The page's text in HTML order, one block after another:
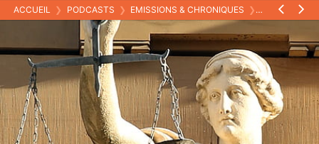
ACCUEIL ❯ PODCASTS ❯ EMISSIONS & CHRONIQUES ❯ LE DROIT DE